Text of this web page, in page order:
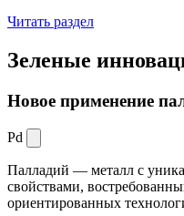
Читать раздел
Зеленые
Новое применение
Pd
Палладий — металл с
свойствами,
ориентированных